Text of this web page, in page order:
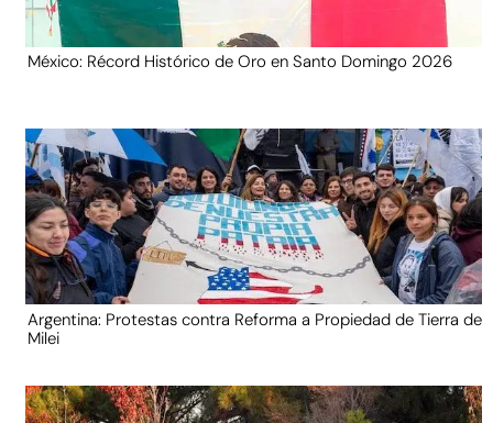
México: Récord Histórico de Oro en Santo Domingo 2026
Argentina: Protestas contra Reforma a Propiedad de Tierra de
Milei